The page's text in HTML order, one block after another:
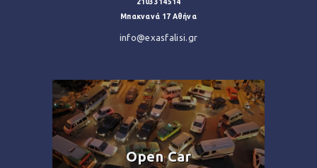
2103314514
Μπακνανά 17 Αθήνα
info@exasfalisi.gr
Open Car